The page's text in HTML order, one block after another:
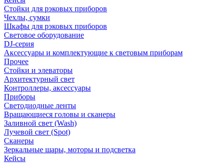
Стойки для рэковых приборов
Чехлы, сумки
Шкафы для рэковых приборов
Световое оборудование
DJ-серия
Аксессуары и комплектующие к световым приборам
Прочее
Стойки и элеваторы
Архитектурный свет
Контроллеры, аксессуары
Приборы
Светодиодные ленты
Вращающиеся головы и сканеры
Заливной свет (Wash)
Лучевой свет (Spot)
Сканеры
Зеркальные шары, моторы и подсветка
Кейсы